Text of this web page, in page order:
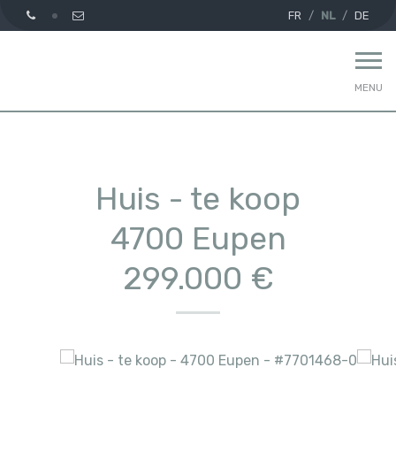
FR NL DE
MENU
Huis - te koop
4700 Eupen
299.000 €